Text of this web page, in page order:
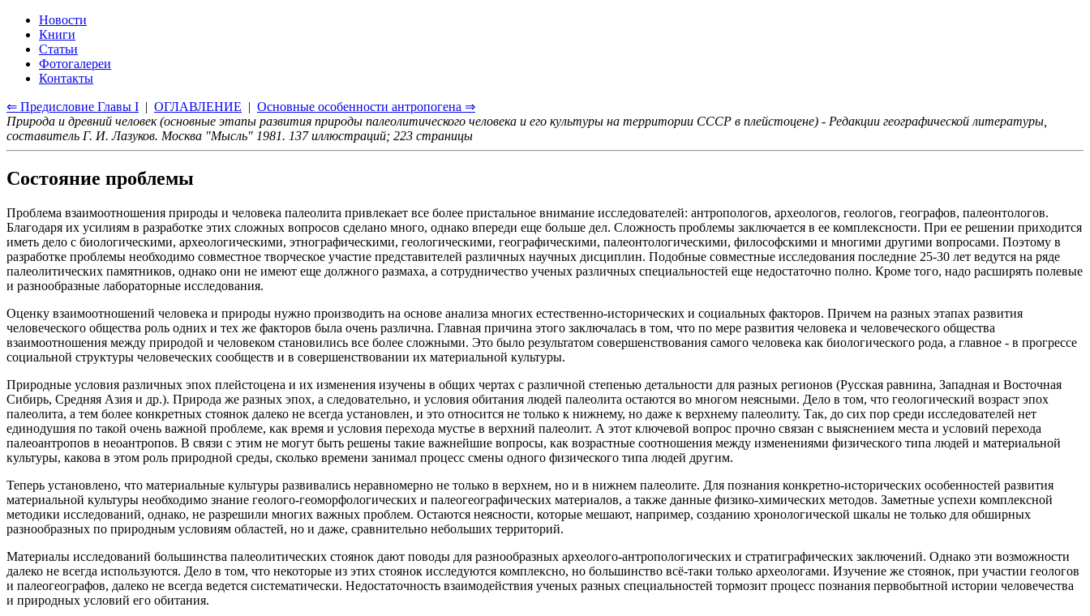
Новости
Книги
Статьи
Фотогалереи
Контакты
⇐ Предисловие Главы I | ОГЛАВЛЕНИЕ | Основные особенности антропогена ⇒
Природа и древний человек (основные этапы развития природы палеолитического человека и его культуры на территории СССР в плейстоцене) - Редакции географической литературы,
составитель Г. И. Лазуков. Москва "Мысль" 1981. 137 иллюстраций; 223 страницы
Состояние проблемы
Проблема взаимоотношения природы и человека палеолита привлекает все более пристальное внимание исследователей: антропологов, археологов, геологов, географов, палеонтологов.
Благодаря их усилиям в разработке этих сложных вопросов сделано много, однако впереди еще больше дел. Сложность проблемы заключается в ее комплексности. При ее решении приходится
иметь дело с биологическими, археологическими, этнографическими, геологическими, географическими, палеонтологическими, философскими и многими другими вопросами. Поэтому в
разработке проблемы необходимо совместное творческое участие представителей различных научных дисциплин. Подобные совместные исследования последние 25-30 лет ведутся на ряде
палеолитических памятников, однако они не имеют еще должного размаха, а сотрудничество ученых различных специальностей еще недостаточно полно. Кроме того, надо расширять полевые
и разнообразные лабораторные исследования.
Оценку взаимоотношений человека и природы нужно производить на основе анализа многих естественно-исторических и социальных факторов. Причем на разных этапах развития
человеческого общества роль одних и тех же факторов была очень различна. Главная причина этого заключалась в том, что по мере развития человека и человеческого общества
взаимоотношения между природой и человеком становились все более сложными. Это было результатом совершенствования самого человека как биологического рода, а главное - в прогрессе
социальной структуры человеческих сообществ и в совершенствовании их материальной культуры.
Природные условия различных эпох плейстоцена и их изменения изучены в общих чертах с различной степенью детальности для разных регионов (Русская равнина, Западная и Восточная
Сибирь, Средняя Азия и др.). Природа же разных эпох, а следовательно, и условия обитания людей палеолита остаются во многом неясными. Дело в том, что геологический возраст эпох
палеолита, а тем более конкретных стоянок далеко не всегда установлен, и это относится не только к нижнему, но даже к верхнему палеолиту. Так, до сих пор среди исследователей нет
единодушия по такой очень важной проблеме, как время и условия перехода мустье в верхний палеолит. А этот ключевой вопрос прочно связан с выяснением места и условий перехода
палеоантропов в неоантропов. В связи с этим не могут быть решены такие важнейшие вопросы, как возрастные соотношения между изменениями физического типа людей и материальной
культуры, какова в этом роль природной среды, сколько времени занимал процесс смены одного физического типа людей другим.
Теперь установлено, что материальные культуры развивались неравномерно не только в верхнем, но и в нижнем палеолите. Для познания конкретно-исторических особенностей развития
материальной культуры необходимо знание геолого-геоморфологических и палеогеографических материалов, а также данные физико-химических методов. Заметные успехи комплексной
методики исследований, однако, не разрешили многих важных проблем. Остаются неясности, которые мешают, например, созданию хронологической шкалы не только для обширных
разнообразных по природным условиям областей, но и даже, сравнительно небольших территорий.
Материалы исследований большинства палеолитических стоянок дают поводы для разнообразных археолого-антропологических и стратиграфических заключений. Однако эти возможности
далеко не всегда используются. Дело в том, что некоторые из этих стоянок исследуются комплексно, но большинство всё-таки только археологами. Изучение же стоянок, при участии геологов
и палеогеографов, далеко не всегда ведется систематически. Недостаточность взаимодействия ученых разных специальностей тормозит процесс познания первобытной истории человечества
и природных условий его обитания.